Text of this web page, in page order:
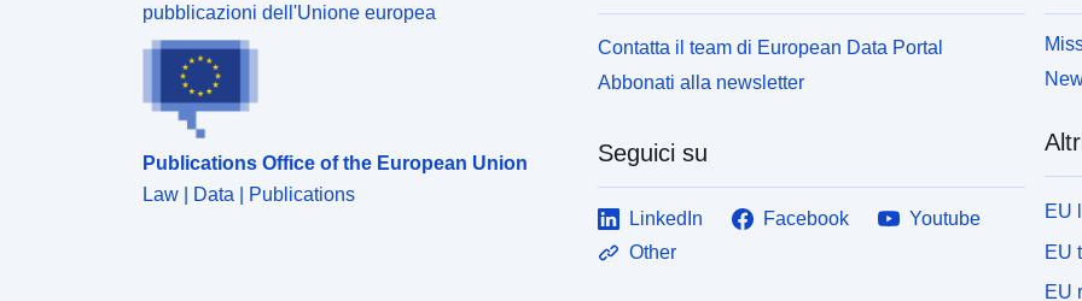
pubblicazioni dell'Unione europea
Publications Office of the European Union
Law | Data | Publications
Contatta il team di European Data Portal
Abbonati alla newsletter
Seguici su
LinkedIn Facebook
Youtube
Other
EU
EU
EU